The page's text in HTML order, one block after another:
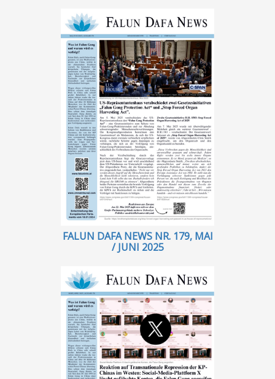
FALUN DAFA NEWS NR. 179, MAI
/ JUNI 2025